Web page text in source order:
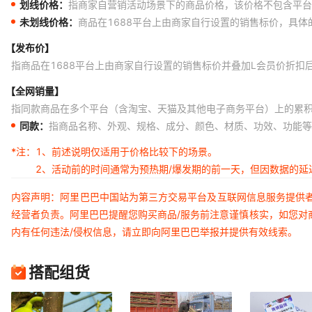
划线价格： 指商家自营销活动场景下的商品价格，该价格不包含平
未划线价格： 商品在1688平台上由商家自行设置的销售标价，具
【发布价】
指商品在1688平台上由商家自行设置的销售标价并叠加L会员价折扣
【全网销量】
指同款商品在多个平台（含淘宝、天猫及其他电子商务平台）上的累
同款： 指商品名称、外观、规格、成分、颜色、材质、功效、功能
*注：
1、前述说明仅适用于价格比较下的场景。
2、活动前的时间通常为预热期/爆发期的前一天，但因数据的
内容声明：阿里巴巴中国站为第三方交易平台及互联网信息服务提
经营者负责。阿里巴巴提醒您购买商品/服务前注意谨慎核实，如您
内有任何违法/侵权信息，请立即向阿里巴巴举报并提供有效线索。
搭配组货